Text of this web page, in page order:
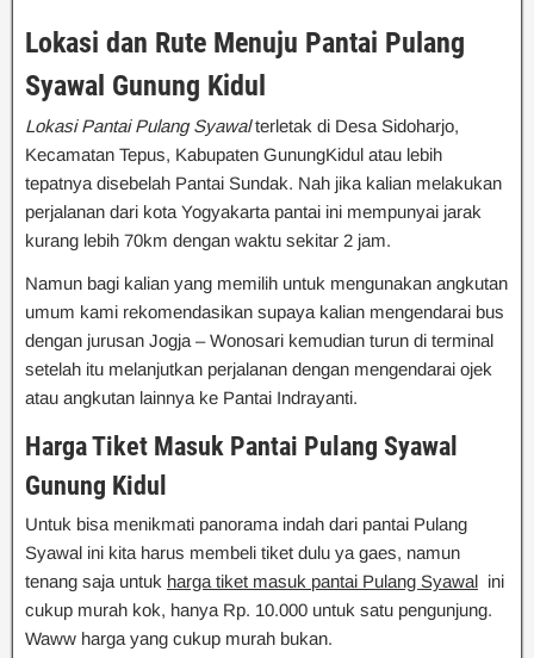
Lokasi dan Rute Menuju Pantai Pulang
Syawal Gunung Kidul
Lokasi Pantai Pulang Syawalterletak di Desa Sidoharjo,
Kecamatan Tepus, Kabupaten GunungKidul atau lebih
tepatnya disebelah Pantai Sundak. Nah jika kalian melakukan
perjalanan dari kota Yogyakarta pantai ini mempunyai jarak
kurang lebih 70km dengan waktu sekitar 2 jam.
Namun bagi kalian yang memilih untuk mengunakan angkutan
umum kami rekomendasikan supaya kalian mengendarai bus
dengan jurusan Jogja – Wonosari kemudian turun di terminal
setelah itu melanjutkan perjalanan dengan mengendarai ojek
atau angkutan lainnya ke Pantai Indrayanti.
Harga Tiket Masuk Pantai Pulang Syawal
Gunung Kidul
Untuk bisa menikmati panorama indah dari pantai Pulang
Syawal ini kita harus membeli tiket dulu ya gaes, namun
tenang saja untuk harga tiket masuk pantai Pulang Syawal ini
cukup murah kok, hanya Rp. 10.000 untuk satu pengunjung.
Waww harga yang cukup murah bukan.